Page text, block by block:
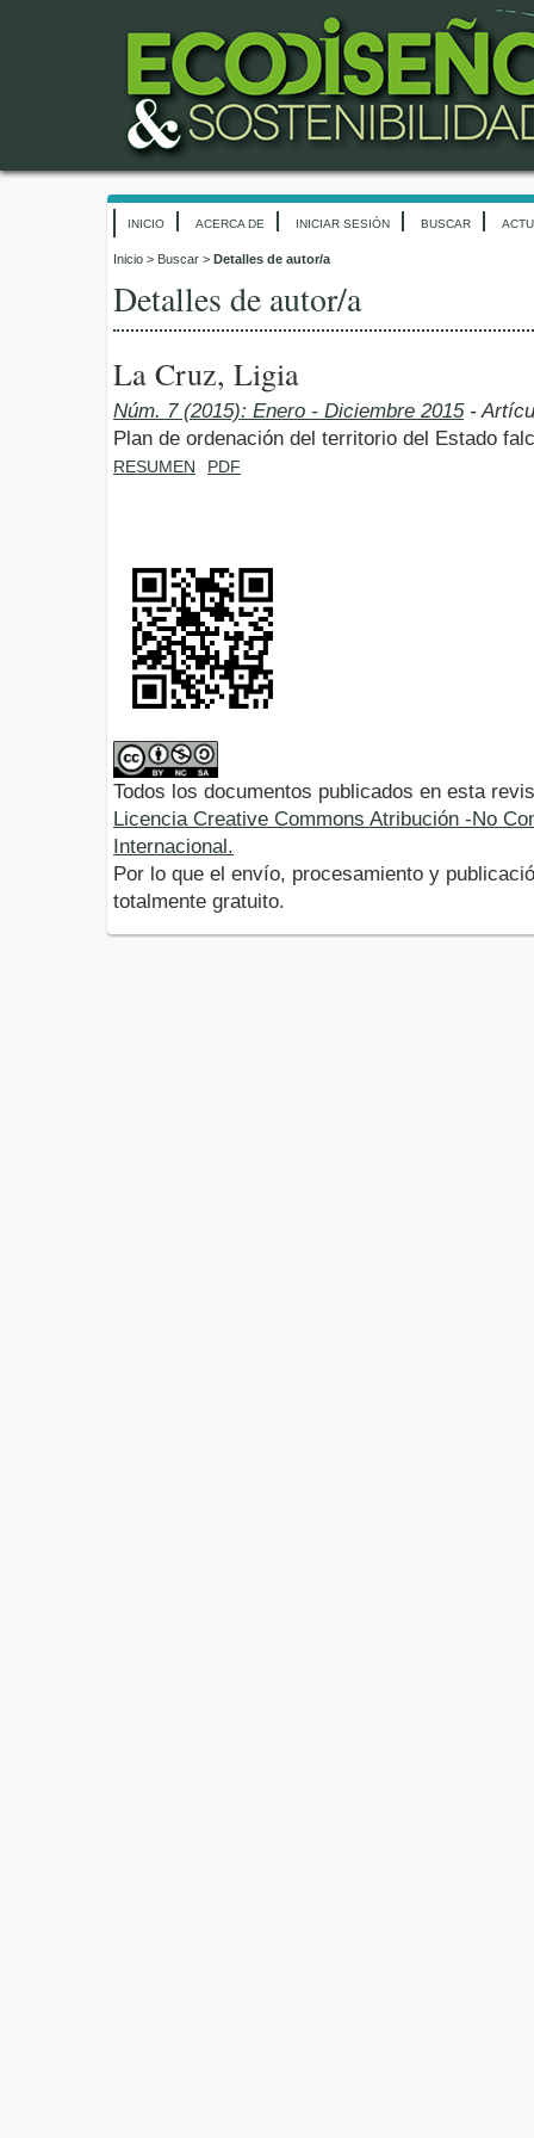
INICIO ACERCA DE INICIAR SESIÓN BUSCAR
Inicio > Buscar > Detalles de autor/a
Detalles de autor/a
La Cruz, Ligia
Núm. 7 (2015): Enero - Diciembre 2015-
Plan de ordenación del territorio del Estado
RESUMEN PDF
Todos los documentos publicados en esta
Licencia Creative Commons Atribución -No
Internacional.
Por lo que el envío, procesamiento y
totalmente gratuito.